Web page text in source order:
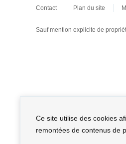
Ce site utilise des cookies
remontées de contenus de
Contact Plan du site
Sauf mention explicite de